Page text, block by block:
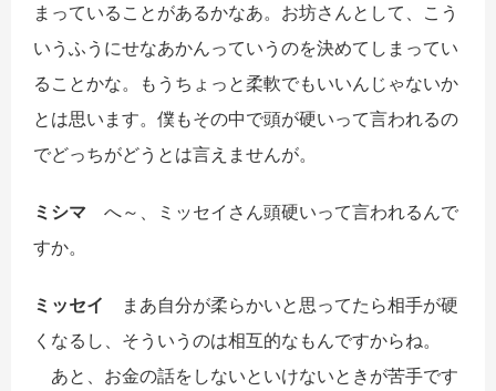
まっていることがあるかなあ。お坊さんとして、こう
いうふうにせなあかんっていうのを決めてしまってい
ることかな。もうちょっと柔軟でもいいんじゃないか
とは思います。僕もその中で頭が硬いって言われるの
でどっちがどうとは言えませんが。
ミシマ へ～、ミッセイさん頭硬いって言われるんで
すか。
ミッセイ
まあ自分が柔らかいと思ってたら相手が硬
くなるし、そういうのは相互的なもんですからね。
あと、お金の話をしないといけないときが苦手です